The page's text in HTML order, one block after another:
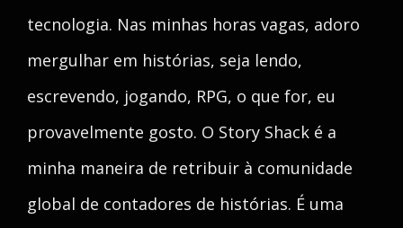
tecnologia. Nas minhas horas vagas, adoro
mergulhar em histórias, seja lendo,
escrevendo, jogando, RPG, o que for, eu
provavelmente gosto. O Story Shack é a
minha maneira de retribuir à comunidade
global de contadores de histórias. É uma